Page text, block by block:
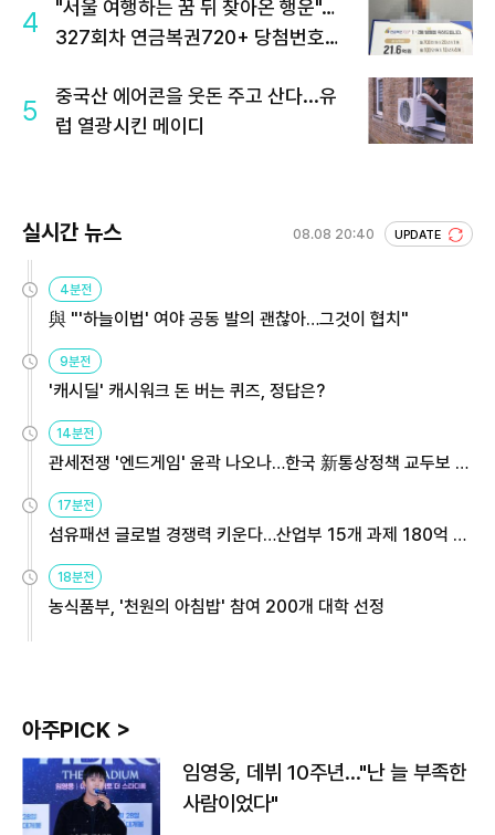
4
"서울 여행하는 꿈 뒤 찾아온 행운"…
327회차 연금복권720+ 당첨번호조
5
중국산 에어콘을 웃돈 주고 산다...유
럽 열광시킨 메이디
실시간 뉴스 08.08 20:40 UPDATE
4분전
與 "'하늘이법' 여야 공동 발의 괜찮아…그것이 협치"
9분전
'캐시딜' 캐시워크 돈 버는 퀴즈, 정답은?
14분전
관세전쟁 '엔드게임' 윤곽 나오나…한국 新통상정책 교두보 활
용해야
17분전
섬유패션 글로벌 경쟁력 키운다…산업부 15개 과제 180억 지
원
18분전
농식품부, '천원의 아침밥' 참여 200개 대학 선정
아주PICK >
임영웅, 데뷔 10주년…"난 늘 부족한
사람이었다"